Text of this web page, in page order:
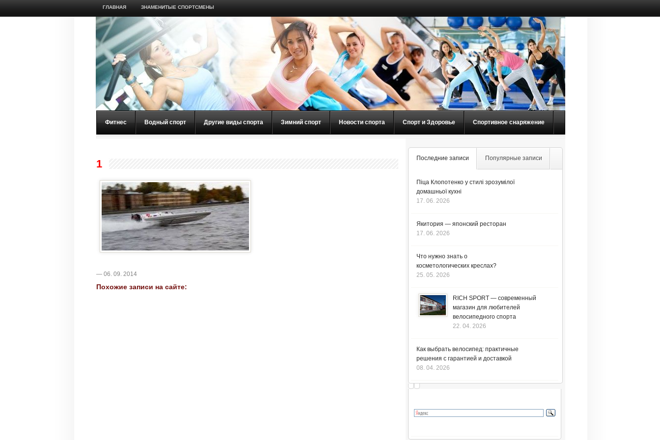
ГЛАВНАЯ ЗНАМЕНИТЫЕ СПОРТСМЕНЫ
Фитнес Водный спорт Другие виды спорта Зимний спорт Новости спорта Спорт и Здоровье Спортивное снаряжение
1
— 06. 09. 2014
Похожие записи на сайте:
Последние записи Популярные записи
Піца Клопотенко у стилі зрозумілої
домашньої кухні
17. 06. 2026
Якитория — японский ресторан
17. 06. 2026
Что нужно знать о
косметологических креслах?
25. 05. 2026
RICH SPORT — современный
магазин для любителей
велосипедного спорта
22. 04. 2026
Как выбрать велосипед: практичные
решения с гарантией и доставкой
08. 04. 2026